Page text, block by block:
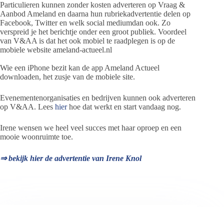
Particulieren kunnen zonder kosten adverteren op Vraag &
Aanbod Ameland en daarna hun rubriekadvertentie delen op
Facebook, Twitter en welk social mediumdan ook. Zo
verspreid je het berichtje onder een groot publiek. Voordeel
van V&AA is dat het ook mobiel te raadplegen is op de
mobiele website ameland-actueel.nl
Wie een iPhone bezit kan de app Ameland Actueel
downloaden, het zusje van de mobiele site.
Evenementenorganisaties en bedrijven kunnen ook adverteren
op V&AA. Lees hierhoe dat werkt en start vandaag nog.
Irene wensen we heel veel succes met haar oproep en een
mooie woonruimte toe.
⇒ bekijk hier de advertentie van Irene Knol